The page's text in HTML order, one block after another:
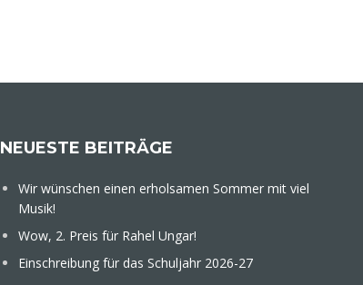
NEUESTE BEITRÄGE
Wir wünschen einen erholsamen Sommer mit viel
Musik!
Wow, 2. Preis für Rahel Ungar!
Einschreibung für das Schuljahr 2026-27